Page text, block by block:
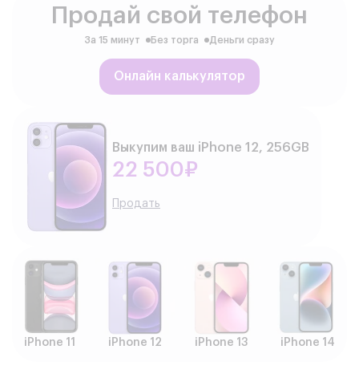
Продай свой телефон
За 15 минут Без торга Деньги сразу
Онлайн калькулятор
Выкупим ваш iPhone 12, 256GB
22 500₽
Продать
iPhone 11 iPhone 12 iPhone 13 iPhone 14